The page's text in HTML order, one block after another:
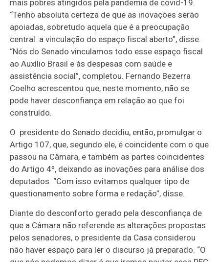
mais pobres atingidos pela pandemia de covid-19.
“Tenho absoluta certeza de que as inovações serão
apoiadas, sobretudo aquela que é a preocupação
central: a vinculação do espaço fiscal aberto”, disse.
“Nós do Senado vinculamos todo esse espaço fiscal
ao Auxílio Brasil e às despesas com saúde e
assistência social”, completou. Fernando Bezerra
Coelho acrescentou que, neste momento, não se
pode haver desconfiança em relação ao que foi
construído.
O presidente do Senado decidiu, então, promulgar o
Artigo 107, que, segundo ele, é coincidente com o que
passou na Câmara, e também as partes coincidentes
do Artigo 4º, deixando as inovações para análise dos
deputados. “Com isso evitamos qualquer tipo de
questionamento sobre forma e redação”, disse.
Diante do desconforto gerado pela desconfiança de
que a Câmara não referende as alterações propostas
pelos senadores, o presidente da Casa considerou
não haver espaço para ler o discurso já preparado. “O